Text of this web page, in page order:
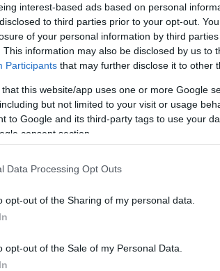
interest-based ads based on personal
to third parties prior to your opt-out.
of your personal information by third
This information may also be disclosed by us to
Participants that may further disclose it to other
that this website/app uses one or more Google
but not limited to your visit or usage
to Google and its third-party tags to use your
consent section.
Data Processing Opt Outs
opt-out of the Sharing of my personal data.
opt-out of the Sale of my Personal Data.
Cómo identificar y convivir
serpientes urbanas de
Las serpientes urbanas son aliadas
nuestro ecosistema. Aprende a
entender su papel ecológico y
forma…